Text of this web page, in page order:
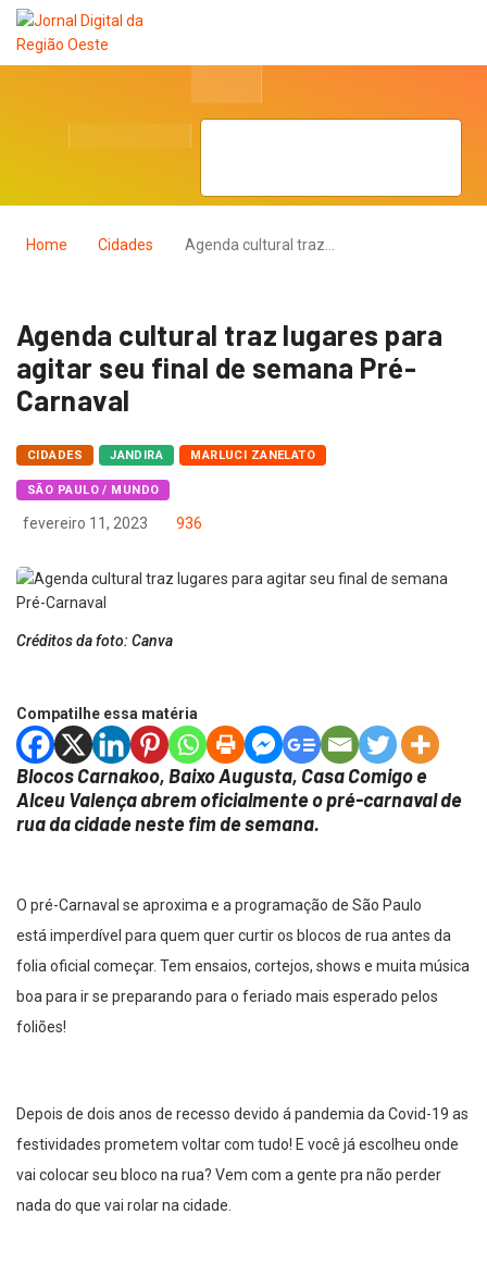
Home Cidades Agenda cultural traz…
Agenda cultural traz lugares para
agitar seu final de semana Pré-
Carnaval
CIDADES JANDIRA MARLUCI ZANELATO
SÃO PAULO / MUNDO
fevereiro 11, 2023 936
Créditos da foto: Canva
Compatilhe essa matéria
Blocos Carnakoo, Baixo Augusta, Casa Comigo e
Alceu Valença abrem oficialmente o pré-carnaval de
rua da cidade neste fim de semana.
O pré-Carnaval se aproxima e a programação de São Paulo
está imperdível para quem quer curtir os blocos de rua antes da
folia oficial começar. Tem ensaios, cortejos, shows e muita música
boa para ir se preparando para o feriado mais esperado pelos
foliões!
Depois de dois anos de recesso devido á pandemia da Covid-19 as
festividades prometem voltar com tudo! E você já escolheu onde
vai colocar seu bloco na rua? Vem com a gente pra não perder
nada do que vai rolar na cidade.